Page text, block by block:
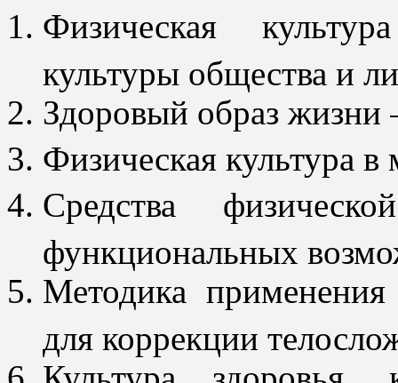
Физическая
культуры общества и
Здоровый образ жизни
Физическая культура
Средства
функциональных
Методика применения
для коррекции